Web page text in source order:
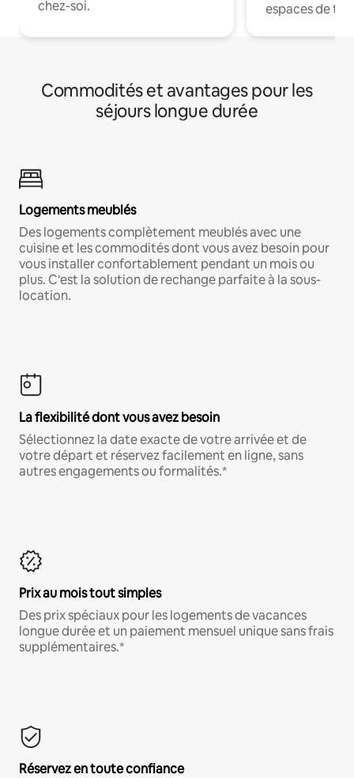
chez-soi.
espaces de
Commodités et avantages pour les
séjours longue durée
Logements meublés
Des logements complètement meublés avec une
cuisine et les commodités dont vous avez besoin pour
vous installer confortablement pendant un mois ou
plus. C'est la solution de rechange parfaite à la sous-
location.
La flexibilité dont vous avez besoin
Sélectionnez la date exacte de votre arrivée et de
votre départ et réservez facilement en ligne, sans
autres engagements ou formalités.*
Prix au mois tout simples
Des prix spéciaux pour les logements de vacances
longue durée et un paiement mensuel unique sans frais
supplémentaires.*
Réservez en toute confiance